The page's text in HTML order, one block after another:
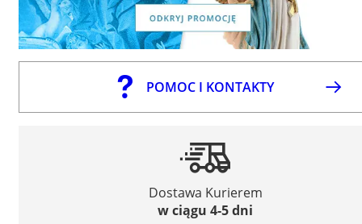
POMOC I KONTAKTY
Dostawa Kurierem
w ciągu 4-5 dni